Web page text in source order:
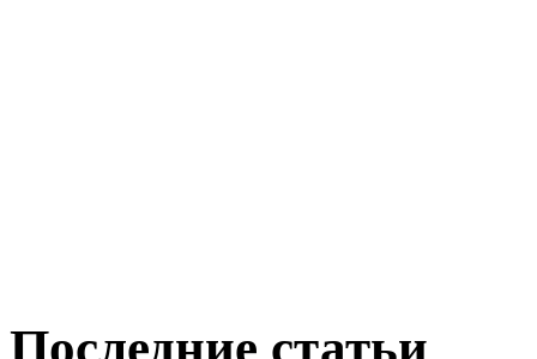
Последние статьи